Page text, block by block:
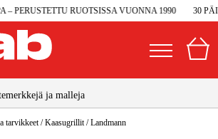
RUOTSISSA VUONNA 1990 30
tarvikkeet/Kaasugrillit/Landmann